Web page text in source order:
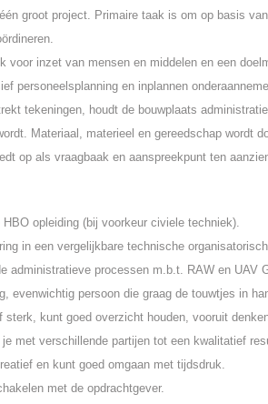
groot project. Primaire taak is om op basis
voor inzet van mensen en middelen en een
personeelsplanning en inplannen
tekeningen, houdt de bouwplaats
Materiaal, materieel en gereedschap wordt
op als vraagbaak en aanspreekpunt ten
opleiding (bij voorkeur civiele techniek).
in een vergelijkbare technische
administratieve processen m.b.t. RAW en UAV
evenwichtig persoon die graag de touwtjes in
kunt goed overzicht houden, vooruit
met verschillende partijen tot een kwalitatief
en kunt goed omgaan met tijdsdruk.
met de opdrachtgever.